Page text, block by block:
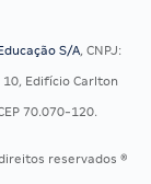
S/A, CNPJ:
10, Edifício Carlton
70.070-120.
reservados ®